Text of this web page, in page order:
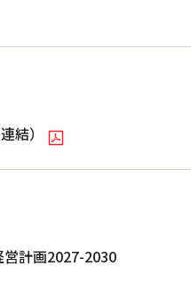
結）
計画2027-2030